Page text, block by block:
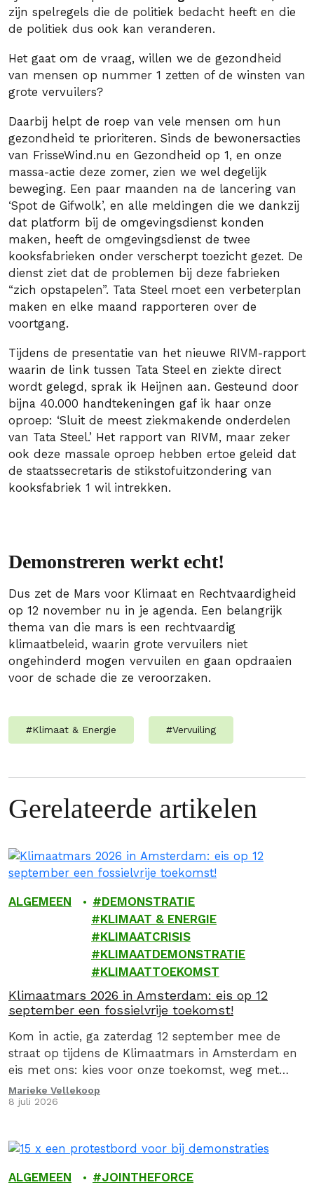
zijn spelregels die de politiek bedacht heeft en die
de politiek dus ook kan veranderen.
Het gaat om de vraag, willen we de gezondheid
van mensen op nummer 1 zetten of de winsten van
grote vervuilers?
Daarbij helpt de roep van vele mensen om hun
gezondheid te prioriteren. Sinds de bewonersacties
van FrisseWind.nu en Gezondheid op 1, en onze
massa-actie deze zomer, zien we wel degelijk
beweging. Een paar maanden na de lancering van
‘Spot de Gifwolk’, en alle meldingen die we dankzij
dat platform bij de omgevingsdienst konden
maken, heeft de omgevingsdienst de twee
kooksfabrieken onder verscherpt toezicht gezet. De
dienst ziet dat de problemen bij deze fabrieken
“zich opstapelen”. Tata Steel moet een verbeterplan
maken en elke maand rapporteren over de
voortgang.
Tijdens de presentatie van het nieuwe RIVM-rapport
waarin de link tussen Tata Steel en ziekte direct
wordt gelegd, sprak ik Heijnen aan. Gesteund door
bijna 40.000 handtekeningen gaf ik haar onze
oproep: ‘Sluit de meest ziekmakende onderdelen
van Tata Steel.’ Het rapport van RIVM, maar zeker
ook deze massale oproep hebben ertoe geleid dat
de staatssecretaris de stikstofuitzondering van
kooksfabriek 1 wil intrekken.
Demonstreren werkt echt!
Dus zet de Mars voor Klimaat en Rechtvaardigheid
op 12 november nu in je agenda. Een belangrijk
thema van die mars is een rechtvaardig
klimaatbeleid, waarin grote vervuilers niet
ongehinderd mogen vervuilen en gaan opdraaien
voor de schade die ze veroorzaken.
#Klimaat & Energie #Vervuiling
Gerelateerde artikelen
ALGEMEEN
DEMONSTRATIE
KLIMAAT & ENERGIE
KLIMAATCRISIS
KLIMAATDEMONSTRATIE
KLIMAATTOEKOMST
Klimaatmars 2026 in Amsterdam: eis op 12
september een fossielvrije toekomst!
Kom in actie, ga zaterdag 12 september mee de
straat op tijdens de Klimaatmars in Amsterdam en
eis met ons: kies voor onze toekomst, weg met
fossiel!
Marieke Vellekoop
8 juli 2026
ALGEMEEN
JOINTHEFORCE